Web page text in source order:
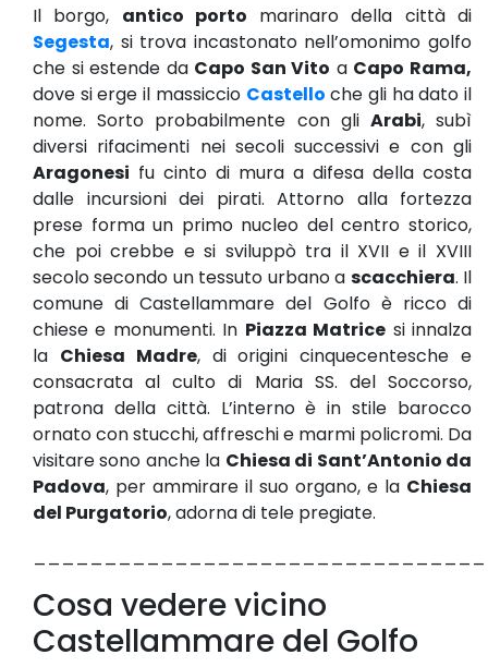
Il borgo, antico porto marinaro della città di
Segesta, si trova incastonato nell’omonimo golfo
che si estende da Capo San Vito a Capo Rama,
dove si erge il massiccio Castello che gli ha dato il
nome. Sorto probabilmente con gli Arabi, subì
diversi rifacimenti nei secoli successivi e con gli
Aragonesi fu cinto di mura a difesa della costa
dalle incursioni dei pirati. Attorno alla fortezza
prese forma un primo nucleo del centro storico,
che poi crebbe e si sviluppò tra il XVII e il XVIII
secolo secondo un tessuto urbano a scacchiera. Il
comune di Castellammare del Golfo è ricco di
chiese e monumenti. In Piazza Matrice si innalza
la Chiesa Madre, di origini cinquecentesche e
consacrata al culto di Maria SS. del Soccorso,
patrona della città. L’interno è in stile barocco
ornato con stucchi, affreschi e marmi policromi. Da
visitare sono anche la Chiesa di Sant’Antonio da
Padova, per ammirare il suo organo, e la Chiesa
del Purgatorio, adorna di tele pregiate.
Cosa vedere vicino
Castellammare del Golfo